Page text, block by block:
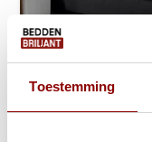
Toestemming
Jersey Topper